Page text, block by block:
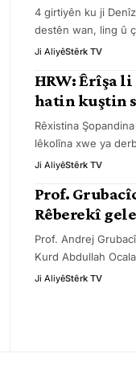
4 girtiyên ku ji
destên wan, ling û
Ji AliyêStêrk TV
HRW: Êrîşa li
hatin kuştin
Rêxistina
lêkolîna xwe ya
Ji AliyêStêrk TV
Prof.
Rêberekî
Prof. Andrej
Kurd Abdullah
Ji AliyêStêrk TV